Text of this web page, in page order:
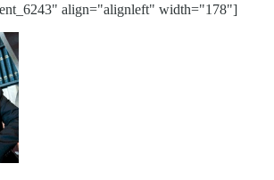
align="alignleft" width="178"]